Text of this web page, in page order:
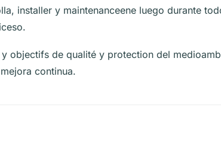
installer y maintenanceene luego durante
objectifs de qualité y protection del
continua.